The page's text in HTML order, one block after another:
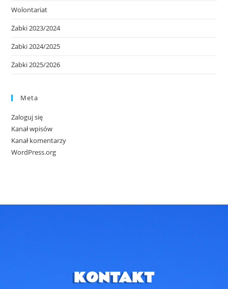
Wolontariat
Żabki 2023/2024
Żabki 2024/2025
Żabki 2025/2026
Meta
Zaloguj się
Kanał wpisów
Kanał komentarzy
WordPress.org
KONTAKT